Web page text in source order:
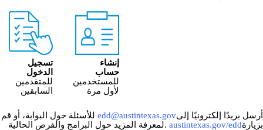
تسجيل
الدخول
للمتقدمين
السابقين
إنشاء
حساب
للمستخدمين
لأول مرة
بريدًا إلكترونيًا إلى edd@austintexas.govللأسئلة حول البوابة، أو قم
austintexas.gov/edd.لمعرفة المزيد حول البرامج والفرص الحالية